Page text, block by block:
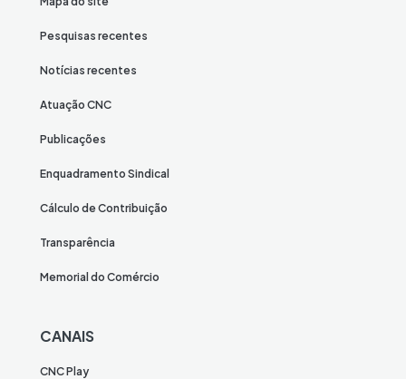
Pesquisas recentes
Notícias recentes
Atuação CNC
Publicações
Enquadramento Sindical
Cálculo de Contribuição
Transparência
Memorial do Comércio
CANAIS
CNC Play